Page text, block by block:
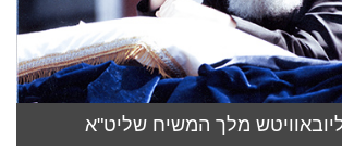
מלך המשיח שליט"א